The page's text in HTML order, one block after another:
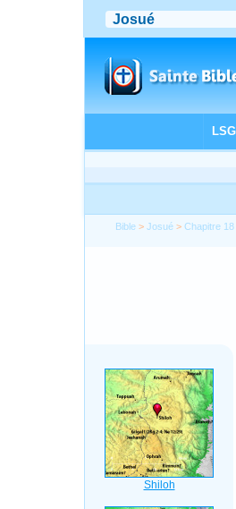
Bible >Josué >Chapitre 18